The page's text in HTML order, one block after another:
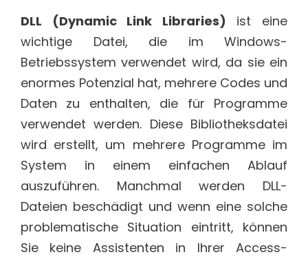
DLL (Dynamic Link Libraries) ist eine
wichtige Datei, die im Windows-
Betriebssystem verwendet wird, da sie ein
enormes Potenzial hat, mehrere Codes und
Daten zu enthalten, die für Programme
verwendet werden. Diese Bibliotheksdatei
wird erstellt, um mehrere Programme im
System in einem einfachen Ablauf
auszuführen. Manchmal werden DLL-
Dateien beschädigt und wenn eine solche
problematische Situation eintritt, können
Sie keine Assistenten in Ihrer Access-